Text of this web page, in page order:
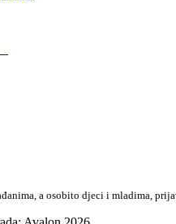
a osobito djeci i mladima,